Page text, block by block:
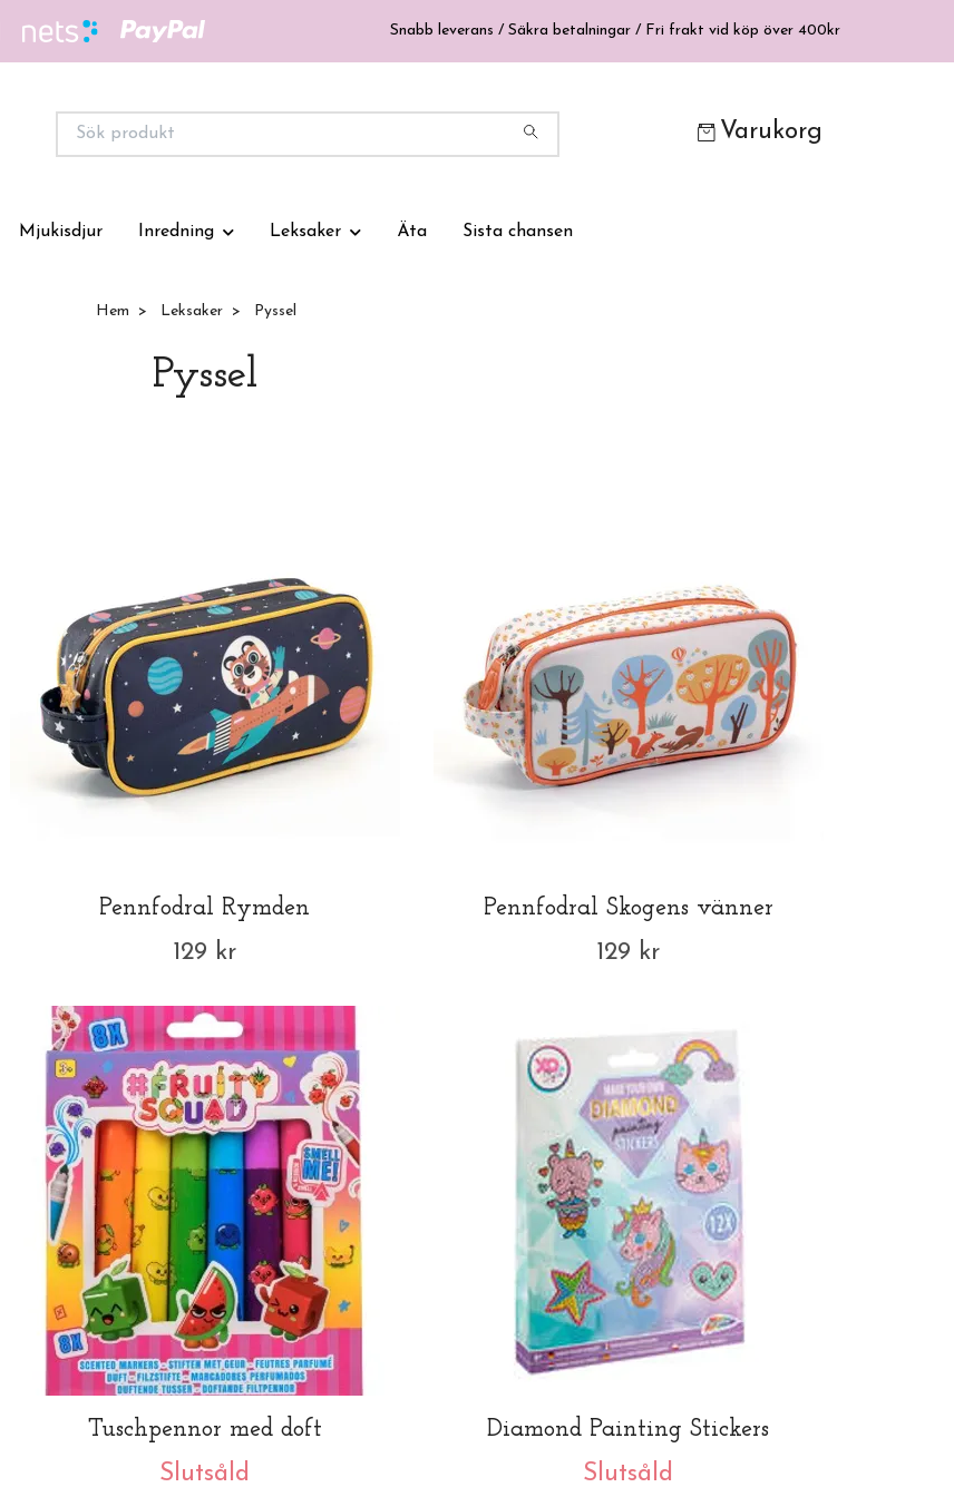
Snabb leverans / Säkra betalningar / Fri frakt vid köp över 400kr
Varukorg
Mjukisdjur Inredning Leksaker Äta Sista chansen
Hem Leksaker Pyssel
Pyssel
Pennfodral Rymden
129 kr
Pennfodral Skogens vänner
129 kr
Tuschpennor med doft
Slutsåld
Diamond Painting Stickers
Slutsåld